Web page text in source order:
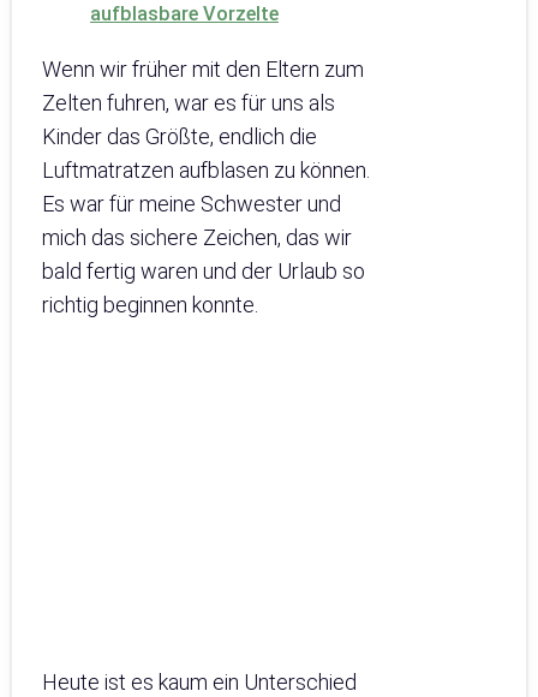
aufblasbare Vorzelte
Wenn wir früher mit den Eltern zum
Zelten fuhren, war es für uns als
Kinder das Größte, endlich die
Luftmatratzen aufblasen zu können.
Es war für meine Schwester und
mich das sichere Zeichen, das wir
bald fertig waren und der Urlaub so
richtig beginnen konnte.
Heute ist es kaum ein Unterschied